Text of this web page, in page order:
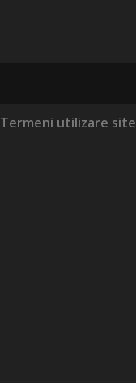
Termeni utilizare site